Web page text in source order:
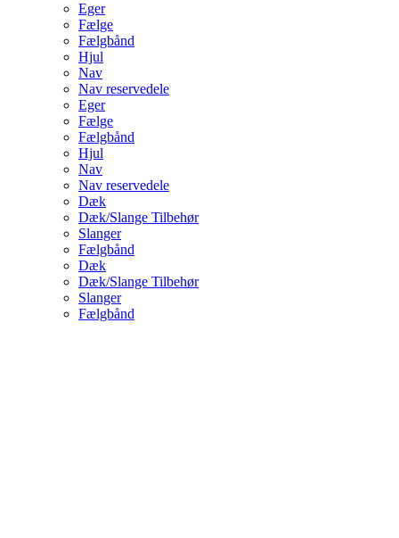
Eger
Fælge
Fælgbånd
Hjul
Nav
Nav reservedele
Eger
Fælge
Fælgbånd
Hjul
Nav
Nav reservedele
Dæk
Dæk/Slange Tilbehør
Slanger
Fælgbånd
Dæk
Dæk/Slange Tilbehør
Slanger
Fælgbånd